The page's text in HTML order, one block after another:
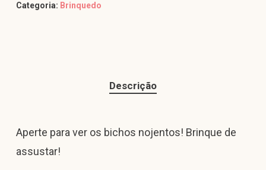
Categoria: Brinquedo
Descrição
Aperte para ver os bichos nojentos! Brinque de
assustar!